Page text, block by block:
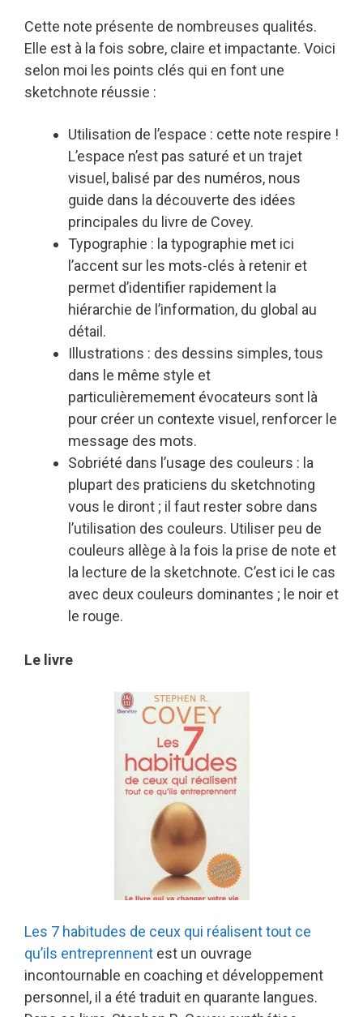
Cette note présente de nombreuses qualités.
Elle est à la fois sobre, claire et impactante. Voici
selon moi les points clés qui en font une
sketchnote réussie :
Utilisation de l’espace : cette note respire !
L’espace n’est pas saturé et un trajet
visuel, balisé par des numéros, nous
guide dans la découverte des idées
principales du livre de Covey.
Typographie : la typographie met ici
l’accent sur les mots-clés à retenir et
permet d’identifier rapidement la
hiérarchie de l’information, du global au
détail.
Illustrations : des dessins simples, tous
dans le même style et
particulièremement évocateurs sont là
pour créer un contexte visuel, renforcer le
message des mots.
Sobriété dans l’usage des couleurs : la
plupart des praticiens du sketchnoting
vous le diront ; il faut rester sobre dans
l’utilisation des couleurs. Utiliser peu de
couleurs allège à la fois la prise de note et
la lecture de la sketchnote. C’est ici le cas
avec deux couleurs dominantes ; le noir et
le rouge.
Le livre
Les 7 habitudes de ceux qui réalisent tout ce
qu’ils entreprennent est un ouvrage
incontournable en coaching et développement
personnel, il a été traduit en quarante langues.